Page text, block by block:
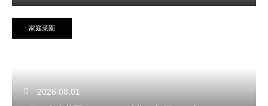
家庭菜園
2026.08.01